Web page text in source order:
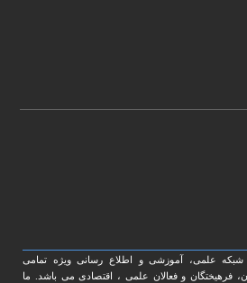
علمی، آموزشی و اطلاع رسانی ویژه تمامی
فرهیختگان و فعالان علمی ، اقتصادی می باشد. ما